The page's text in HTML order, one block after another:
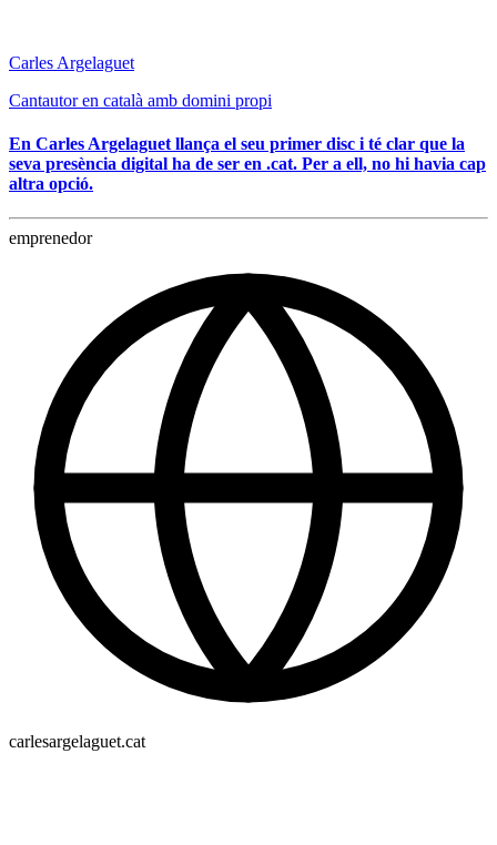
Carles Argelaguet
Cantautor en català amb domini propi
En Carles Argelaguet llança el seu primer disc i té clar que la
seva presència digital ha de ser en .cat. Per a ell, no hi havia cap
altra opció.
emprenedor
carlesargelaguet.cat